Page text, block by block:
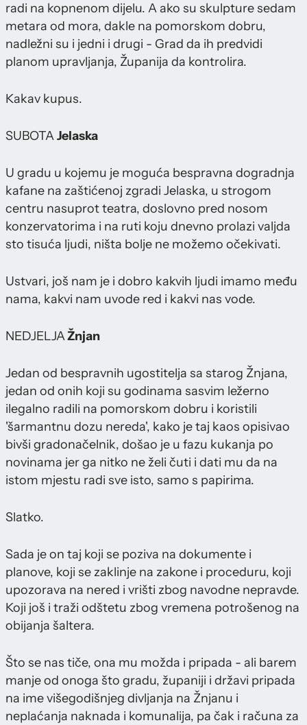
radi na kopnenom dijelu. A ako su skulpture sedam
metara od mora, dakle na pomorskom dobru,
nadležni su i jedni i drugi - Grad da ih predvidi
planom upravljanja, Županija da kontrolira.
Kakav kupus.
SUBOTAJelaska
U gradu u kojemu je moguća bespravna dogradnja
kafane na zaštićenoj zgradi Jelaska, u strogom
centru nasuprot teatra, doslovno pred nosom
konzervatorima i na ruti koju dnevno prolazi valjda
sto tisuća ljudi, ništa bolje ne možemo očekivati.
Ustvari, još nam je i dobro kakvih ljudi imamo među
nama, kakvi nam uvode red i kakvi nas vode.
NEDJELJAŽnjan
Jedan od bespravnih ugostitelja sa starog Žnjana,
jedan od onih koji su godinama sasvim ležerno
ilegalno radili na pomorskom dobru i koristili
'šarmantnu dozu nereda', kako je taj kaos opisivao
bivši gradonačelnik, došao je u fazu kukanja po
novinama jer ga nitko ne želi čuti i dati mu da na
istom mjestu radi sve isto, samo s papirima.
Slatko.
Sada je on taj koji se poziva na dokumente i
planove, koji se zaklinje na zakone i proceduru, koji
upozorava na nered i vrišti zbog navodne nepravde.
Koji još i traži odštetu zbog vremena potrošenog na
obijanja šaltera.
Što se nas tiče, ona mu možda i pripada - ali barem
manje od onoga što gradu, županiji i državi pripada
na ime višegodišnjeg divljanja na Žnjanu i
neplaćanja naknada i komunalija, pa čak i računa za